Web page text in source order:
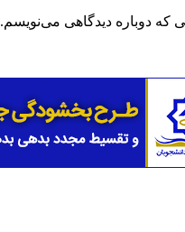
که دوباره دیدگاهی می‌نویسم.